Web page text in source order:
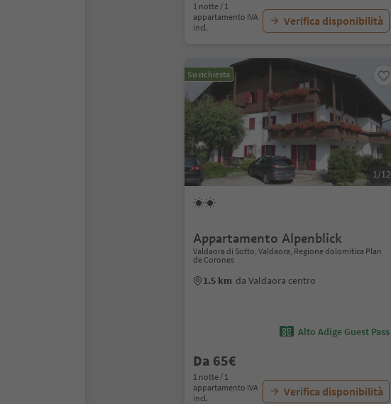
1 notte / 1
appartamento IVA
incl.
Verifica disponibilità
Su richiesta
1/12
Appartamento Alpenblick
Valdaora di Sotto, Valdaora, Regione dolomitica Plan
de Corones
1.5 km da Valdaora centro
Alto Adige Guest Pass
Da 65€
1 notte / 1
appartamento IVA
incl.
Verifica disponibilità